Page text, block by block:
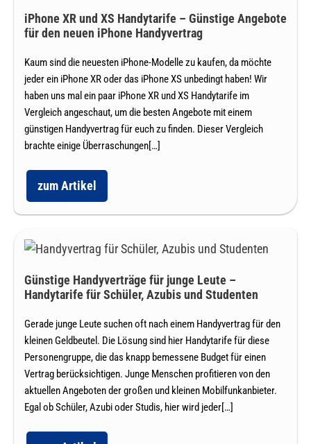
günstig
auf
Raten
bestellen
und
Handytarife
–
Günstige
Angebote
für
neuen
iPhone
Handyvertrag
iPhone XR und XS Handytarife – Günstige Angebote
für den neuen iPhone Handyvertrag
Kaum sind die neuesten iPhone-Modelle zu kaufen, da möchte
jeder ein iPhone XR oder das iPhone XS unbedingt haben! Wir
haben uns mal ein paar iPhone XR und XS Handytarife im
Vergleich angeschaut, um die besten Angebote mit einem
günstigen Handyvertrag für euch zu finden. Dieser Vergleich
brachte einige Überraschungen[…]
zum Artikel
iPhone
XR
und
Handytarife
–
Angebote
für
den
iPhone
Handyvertrag
Günstige
für
Leute
–
Handytarife
für
Schüler,
Günstige Handyverträge für junge Leute –
Handytarife für Schüler, Azubis und Studenten
Gerade junge Leute suchen oft nach einem Handyvertrag für den
kleinen Geldbeutel. Die Lösung sind hier Handytarife für diese
Personengruppe, die das knapp bemessene Budget für einen
Vertrag berücksichtigen. Junge Menschen profitieren von den
aktuellen Angeboten der großen und kleinen Mobilfunkanbieter.
Egal ob Schüler, Azubi oder Studis, hier wird jeder[…]